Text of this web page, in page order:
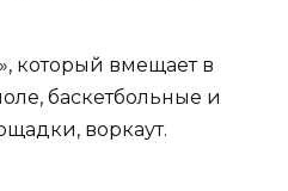
который вмещает в
баскетбольные и
воркаут.